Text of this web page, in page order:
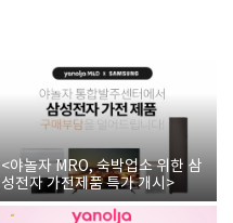
<야놀자 MRO, 숙박업소 위한 삼
성전자 가전제품 특가 개시>